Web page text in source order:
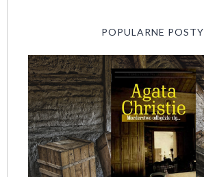
POPULARNE POSTY